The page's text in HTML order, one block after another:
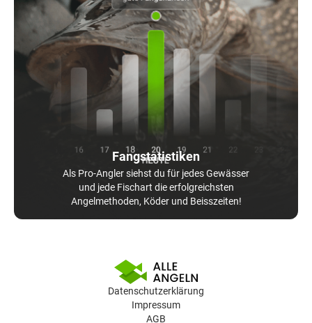
Fangstatistiken
Als Pro-Angler siehst du für jedes Gewässer
und jede Fischart die erfolgreichsten
Angelmethoden, Köder und Beisszeiten!
Datenschutzerklärung
Impressum
AGB